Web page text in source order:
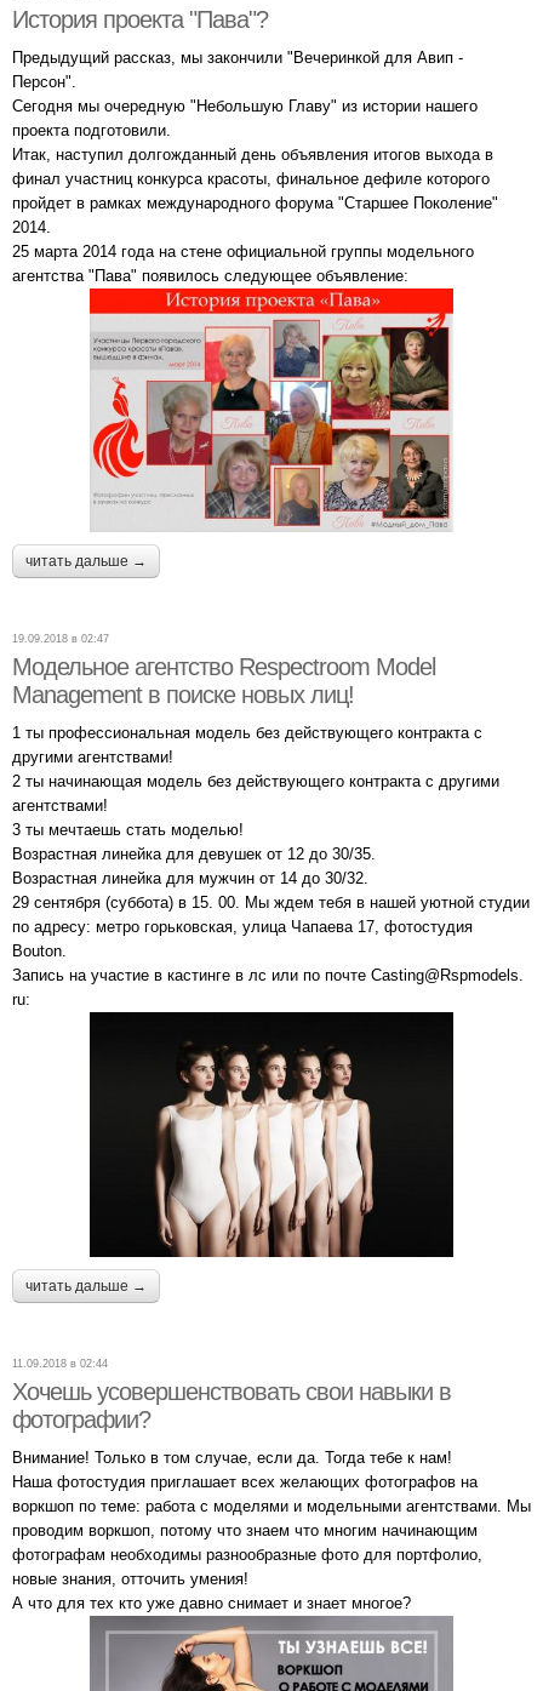
История проекта "Пава"?
Предыдущий рассказ, мы закончили "Вечеринкой для Авип -
Персон".
Сегодня мы очередную "Небольшую Главу" из истории нашего
проекта подготовили.
Итак, наступил долгожданный день объявления итогов выхода в
финал участниц конкурса красоты, финальное дефиле которого
пройдет в рамках международного форума "Старшее Поколение"
2014.
25 марта 2014 года на стене официальной группы модельного
агентства "Пава" появилось следующее объявление:
читать дальше →
19.09.2018 в 02:47
Модельное агентство Respectroom Model
Management в поиске новых лиц!
1 ты профессиональная модель без действующего контракта с
другими агентствами!
2 ты начинающая модель без действующего контракта с другими
агентствами!
3 ты мечтаешь стать моделью!
Возрастная линейка для девушек от 12 до 30/35.
Возрастная линейка для мужчин от 14 до 30/32.
29 сентября (суббота) в 15. 00. Мы ждем тебя в нашей уютной студии
по адресу: метро горьковская, улица Чапаева 17, фотостудия
Bouton.
Запись на участие в кастинге в лс или по почте Casting@Rspmodels.
ru:
читать дальше →
11.09.2018 в 02:44
Хочешь усовершенствовать свои навыки в
фотографии?
Внимание! Только в том случае, если да. Тогда тебе к нам!
Наша фотостудия приглашает всех желающих фотографов на
воркшоп по теме: работа с моделями и модельными агентствами. Мы
проводим воркшоп, потому что знаем что многим начинающим
фотографам необходимы разнообразные фото для портфолио,
новые знания, отточить умения!
А что для тех кто уже давно снимает и знает многое?